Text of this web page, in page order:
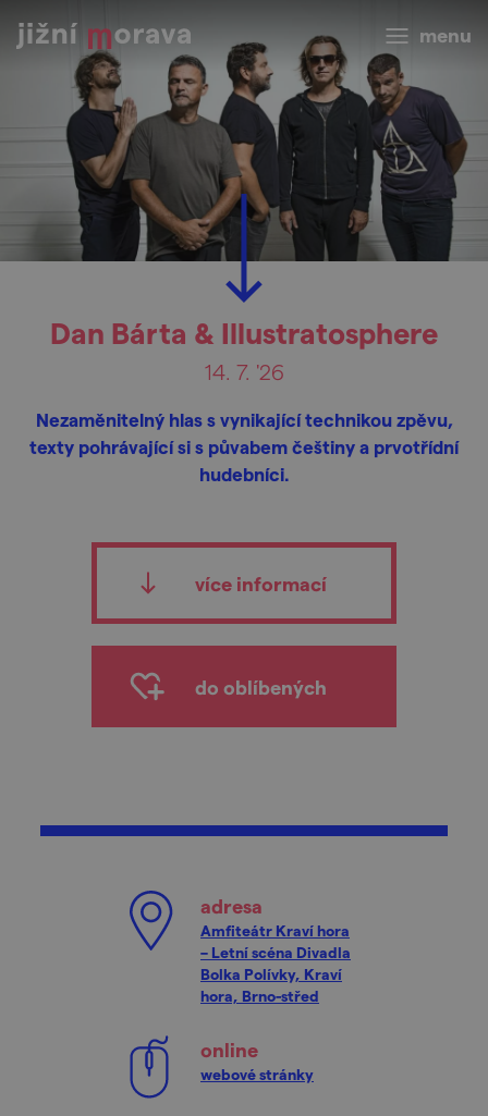
menu
Dan Bárta & Illustratosphere
14. 7. '26
Nezaměnitelný hlas s vynikající technikou zpěvu,
texty pohrávající si s půvabem češtiny a prvotřídní
hudebníci.
více informací
do oblíbených
adresa
Amfiteátr Kraví hora
– Letní scéna Divadla
Bolka Polívky, Kraví
hora, Brno-střed
online
webové stránky